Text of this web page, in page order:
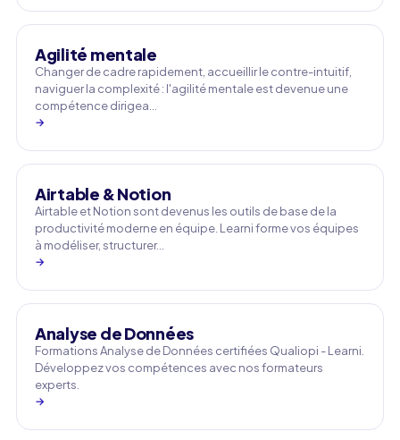
Agilité mentale
Changer de cadre rapidement, accueillir le contre-intuitif,
naviguer la complexité : l'agilité mentale est devenue une
compétence dirigea…
→
Airtable & Notion
Airtable et Notion sont devenus les outils de base de la
productivité moderne en équipe. Learni forme vos équipes
à modéliser, structurer…
→
Analyse de Données
Formations Analyse de Données certifiées Qualiopi - Learni.
Développez vos compétences avec nos formateurs
experts.
→